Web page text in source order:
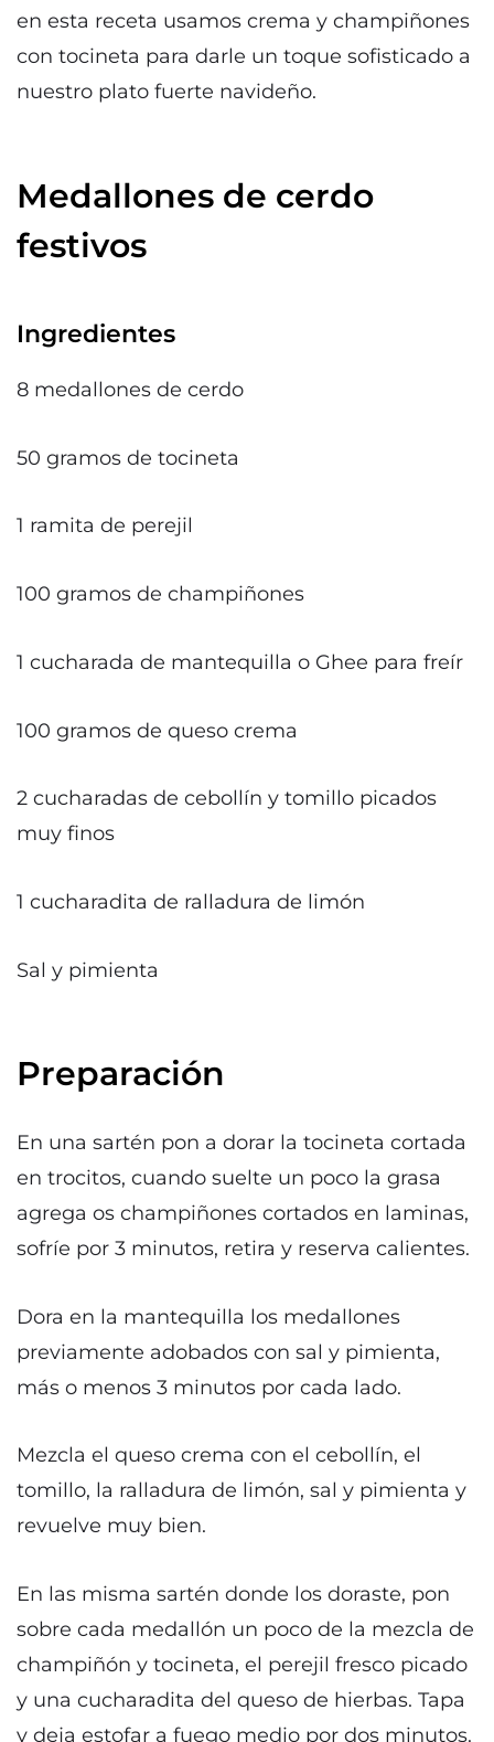
en esta receta usamos crema y champiñones
con tocineta para darle un toque sofisticado a
nuestro plato fuerte navideño.
Medallones de cerdo
festivos
Ingredientes
8 medallones de cerdo
50 gramos de tocineta
1 ramita de perejil
100 gramos de champiñones
1 cucharada de mantequilla o Ghee para freír
100 gramos de queso crema
2 cucharadas de cebollín y tomillo picados
muy finos
1 cucharadita de ralladura de limón
Sal y pimienta
Preparación
En una sartén pon a dorar la tocineta cortada
en trocitos, cuando suelte un poco la grasa
agrega os champiñones cortados en laminas,
sofríe por 3 minutos, retira y reserva calientes.
Dora en la mantequilla los medallones
previamente adobados con sal y pimienta,
más o menos 3 minutos por cada lado.
Mezcla el queso crema con el cebollín, el
tomillo, la ralladura de limón, sal y pimienta y
revuelve muy bien.
En las misma sartén donde los doraste, pon
sobre cada medallón un poco de la mezcla de
champiñón y tocineta, el perejil fresco picado
y una cucharadita del queso de hierbas. Tapa
y deja estofar a fuego medio por dos minutos.